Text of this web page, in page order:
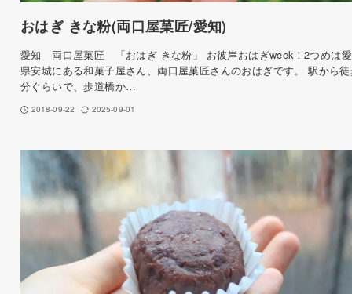
おはぎ きな粉(両口屋菓匠/愛知)
愛知 両口屋菓匠 「おはぎ きな粉」 お彼岸おはぎweek！2つめは
県安城にある和菓子屋さん、両口屋菓匠さんのおはぎです。 駅から
分ぐらいで、歩道橋か…
2018-09-22 2025-09-01